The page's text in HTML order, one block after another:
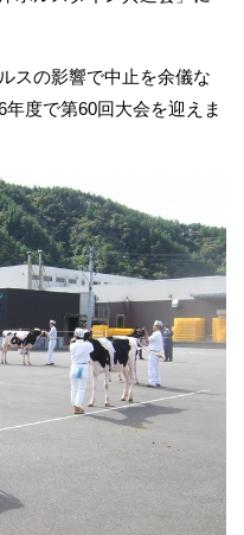
スの影響で中止を余儀な
度で第60回大会を迎えま